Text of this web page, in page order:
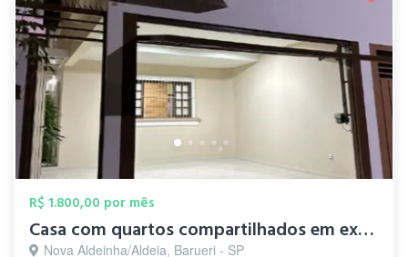
R$ 1.800,00 por mês
Casa com quartos compartilhados em excel...
Nova Aldeinha/Aldeia, Barueri - SP